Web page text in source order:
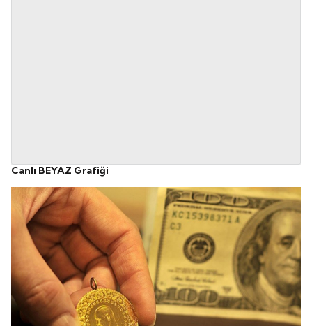
Canlı BEYAZ Grafiği